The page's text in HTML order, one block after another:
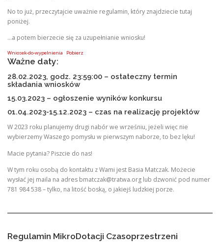
No to już, przeczytajcie uważnie regulamin, który znajdziecie tutaj
poniżej.
…a potem bierzecie się za uzupełnianie wniosku!
Wniosek-do-wypelnienia Pobierz
Ważne daty:
28.02.2023, godz. 23:59:00 – ostateczny termin
składania wniosków
15.03.2023 – ogłoszenie wyników konkursu
01.04.2023-15.12.2023 – czas na realizację projektów
W 2023 roku planujemy drugi nabór we wrześniu, jeżeli więc nie
wybierzemy Waszego pomysłu w pierwszym naborze, to bez lęku!
Macie pytania? Piszcie do nas!
W tym roku osobą do kontaktu z Wami jest Basia Matczak. Możecie
wysłać jej maila na adres bmatczak@tratwa.org lub dzwonić pod numer
781 984 538 – tylko, na litość boską, o jakiejś ludzkiej porze.
Regulamin MikroDotacji Czasoprzestrzeni